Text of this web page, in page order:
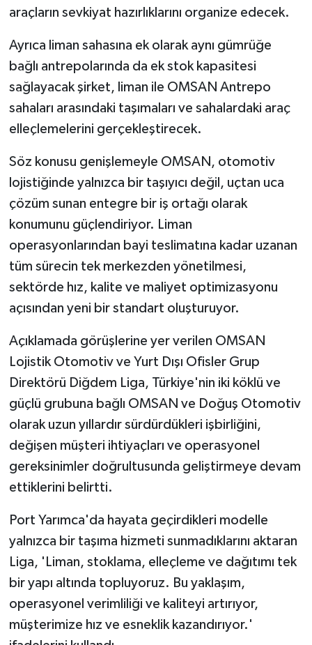
araçların sevkiyat hazırlıklarını organize edecek.
Ayrıca liman sahasına ek olarak aynı gümrüğe
bağlı antrepolarında da ek stok kapasitesi
sağlayacak şirket, liman ile OMSAN Antrepo
sahaları arasındaki taşımaları ve sahalardaki araç
elleçlemelerini gerçekleştirecek.
Söz konusu genişlemeyle OMSAN, otomotiv
lojistiğinde yalnızca bir taşıyıcı değil, uçtan uca
çözüm sunan entegre bir iş ortağı olarak
konumunu güçlendiriyor. Liman
operasyonlarından bayi teslimatına kadar uzanan
tüm sürecin tek merkezden yönetilmesi,
sektörde hız, kalite ve maliyet optimizasyonu
açısından yeni bir standart oluşturuyor.
Açıklamada görüşlerine yer verilen OMSAN
Lojistik Otomotiv ve Yurt Dışı Ofisler Grup
Direktörü Diğdem Liga, Türkiye'nin iki köklü ve
güçlü grubuna bağlı OMSAN ve Doğuş Otomotiv
olarak uzun yıllardır sürdürdükleri işbirliğini,
değişen müşteri ihtiyaçları ve operasyonel
gereksinimler doğrultusunda geliştirmeye devam
ettiklerini belirtti.
Port Yarımca'da hayata geçirdikleri modelle
yalnızca bir taşıma hizmeti sunmadıklarını aktaran
Liga, 'Liman, stoklama, elleçleme ve dağıtımı tek
bir yapı altında topluyoruz. Bu yaklaşım,
operasyonel verimliliği ve kaliteyi artırıyor,
müşterimize hız ve esneklik kazandırıyor.'